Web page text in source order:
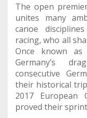
The open
unites many
canoe
racing, who all
Once known
Germany’s
consecutive
their historical
2017 European
proved their